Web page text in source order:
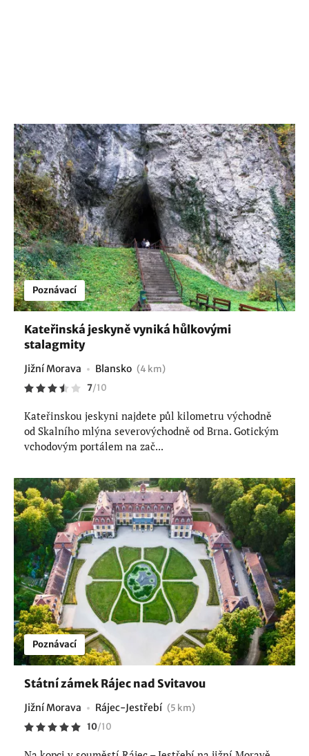
Poznávací
Kateřinská jeskyně vyniká hůlkovými
stalagmity
Jižní Morava Blansko (4 km)
7/10
Kateřinskou jeskyni najdete půl kilometru východně
od Skalního mlýna severovýchodně od Brna. Gotickým
vchodovým portálem na zač...
Poznávací
Státní zámek Rájec nad Svitavou
Jižní Morava Rájec-Jestřebí (5 km)
10/10